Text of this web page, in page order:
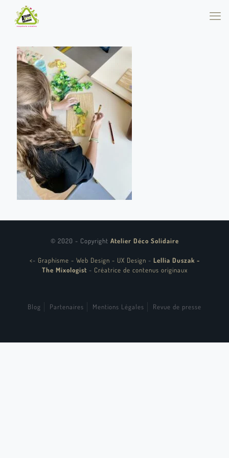
© 2020 - Copyright Atelier Déco Solidaire
<- Graphisme - Web Design - UX Design - Lellia Duszak -
The Mixologist - Créatrice de contenus originaux
Blog Partenaires Mentions Légales Revue de presse